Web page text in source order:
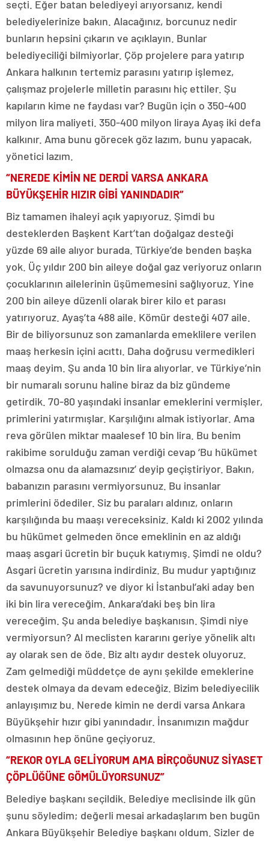
seçti. Eğer batan belediyeyi arıyorsanız, kendi
belediyelerinize bakın. Alacağınız, borcunuz nedir
bunların hepsini çıkarın ve açıklayın. Bunlar
belediyeciliği bilmiyorlar. Çöp projelere para yatırıp
Ankara halkının tertemiz parasını yatırıp işlemez,
çalışmaz projelerle milletin parasını hiç ettiler. Şu
kapıların kime ne faydası var? Bugün için o 350-400
milyon lira maliyeti. 350-400 milyon liraya Ayaş iki defa
kalkınır. Ama bunu görecek göz lazım, bunu yapacak,
yönetici lazım.
“NEREDE KİMİN NE DERDİ VARSA ANKARA
BÜYÜKŞEHİR HIZIR GİBİ YANINDADIR”
Biz tamamen ihaleyi açık yapıyoruz. Şimdi bu
desteklerden Başkent Kart’tan doğalgaz desteği
yüzde 69 aile alıyor burada. Türkiye’de benden başka
yok. Üç yıldır 200 bin aileye doğal gaz veriyoruz onların
çocuklarının ailelerinin üşümemesini sağlıyoruz. Yine
200 bin aileye düzenli olarak birer kilo et parası
yatırıyoruz. Ayaş’ta 488 aile. Kömür desteği 407 aile.
Bir de biliyorsunuz son zamanlarda emeklilere verilen
maaş herkesin içini acıttı. Daha doğrusu vermedikleri
maaş deyim. Şu anda 10 bin lira alıyorlar. ve Türkiye’nin
bir numaralı sorunu haline biraz da biz gündeme
getirdik. 70-80 yaşındaki insanlar emeklerini vermişler,
primlerini yatırmışlar. Karşılığını almak istiyorlar. Ama
reva görülen miktar maalesef 10 bin lira. Bu benim
rakibime sorulduğu zaman verdiği cevap ‘Bu hükümet
olmazsa onu da alamazsınız’ deyip geçiştiriyor. Bakın,
babanızın parasını vermiyorsunuz. Bu insanlar
primlerini ödediler. Siz bu paraları aldınız, onların
karşılığında bu maaşı vereceksiniz. Kaldı ki 2002 yılında
bu hükümet gelmeden önce emeklinin en az aldığı
maaş asgari ücretin bir buçuk katıymış. Şimdi ne oldu?
Asgari ücretin yarısına indirdiniz. Bu mudur yaptığınız
da savunuyorsunuz? ve diyor ki İstanbul’aki aday ben
iki bin lira vereceğim. Ankara’daki beş bin lira
vereceğim. Şu anda belediye başkanısın. Şimdi niye
vermiyorsun? Al meclisten kararını geriye yönelik altı
ay olarak sen de öde. Biz altı aydır destek oluyoruz.
Zam gelmediği müddetçe de aynı şekilde emeklerine
destek olmaya da devam edeceğiz. Bizim belediyecilik
anlayışımız bu. Nerede kimin ne derdi varsa Ankara
Büyükşehir hızır gibi yanındadır. İnsanımızın mağdur
olmasının hep önüne geçiyoruz.
“REKOR OYLA GELİYORUM AMA BİRÇOĞUNUZ SİYASET
ÇÖPLÜĞÜNE GÖMÜLÜYORSUNUZ”
Belediye başkanı seçildik. Belediye meclisinde ilk gün
şunu söyledim; değerli mesai arkadaşlarım ben bugün
Ankara Büyükşehir Belediye başkanı oldum. Sizler de